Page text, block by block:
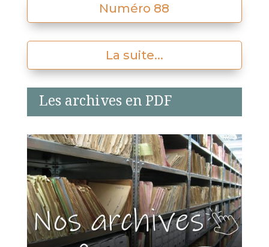
Numéro 88
La suite...
Les archives en PDF